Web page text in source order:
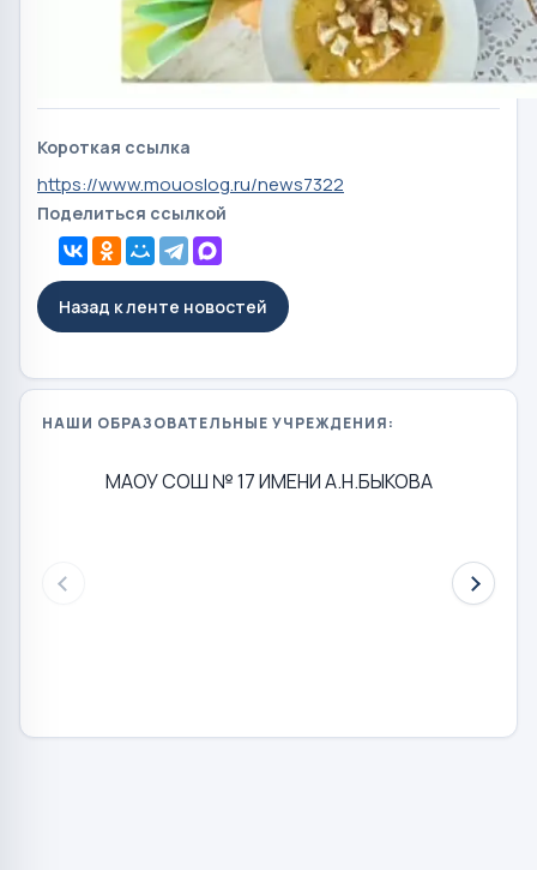
Короткая ссылка
https://www.mouoslog.ru/news7322
Поделиться ссылкой
Назад к ленте новостей
НАШИ ОБРАЗОВАТЕЛЬНЫЕ УЧРЕЖДЕНИЯ:
МАОУ СОШ № 17 ИМЕНИ А.Н.БЫКОВА